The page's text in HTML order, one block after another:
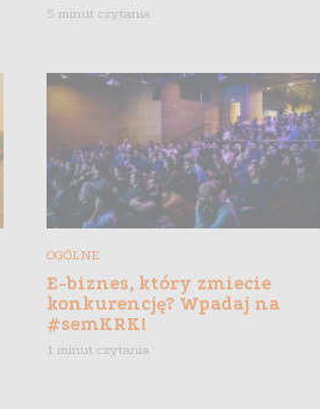
5 minut czytania
OGÓLNE
E-biznes, który zmiecie
konkurencję? Wpadaj na
#semKRK!
1 minut czytania